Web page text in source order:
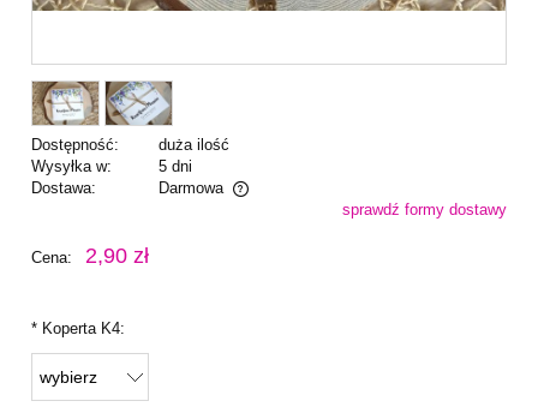
Dostępność:
duża ilość
Wysyłka w:
5 dni
Dostawa:
Darmowa
Cena nie zawiera ewentualnych kosztów płatnościsprawdź formy dostawy
Cena: 2,90 zł
* Koperta K4: